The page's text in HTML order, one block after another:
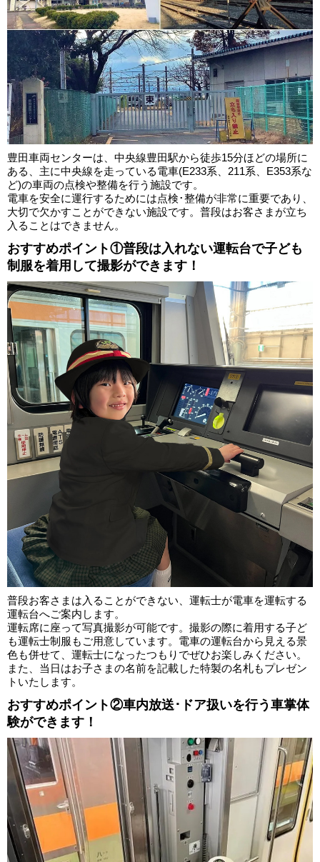
豊田車両センターは、中央線豊田駅から徒歩15分ほどの場所に
ある、主に中央線を走っている電車(E233系、211系、E353系な
ど)の車両の点検や整備を行う施設です。
電車を安全に運行するためには点検･整備が非常に重要であり、
大切で欠かすことができない施設です。普段はお客さまが立ち
入ることはできません。
おすすめポイント①普段は入れない運転台で子ども
制服を着用して撮影ができます！
普段お客さまは入ることができない、運転士が電車を運転する
運転台へご案内します。
運転席に座って写真撮影が可能です。撮影の際に着用する子ど
も運転士制服もご用意しています。電車の運転台から見える景
色も併せて、運転士になったつもりでぜひお楽しみください。
また、当日はお子さまの名前を記載した特製の名札もプレゼン
トいたします。
おすすめポイント②車内放送･ドア扱いを行う車掌体
験ができます！